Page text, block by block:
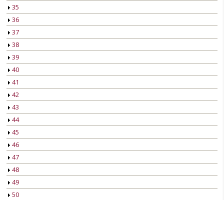
35
36
37
38
39
40
41
42
43
44
45
46
47
48
49
50